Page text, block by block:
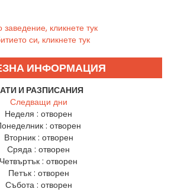
кликнете тук
си, кликнете тук
ИНФОРМАЦИЯ
И РАЗПИСАНИЯ
Следващи дни
Неделя : отворен
: отворен
Вторник : отворен
Сряда : отворен
Четвъртък : отворен
Петък : отворен
Събота : отворен